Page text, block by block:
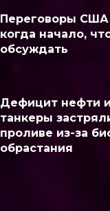
Переговоры США
когда начало,
обсуждать
Дефицит нефти
танкеры
проливе из-за
обрастания